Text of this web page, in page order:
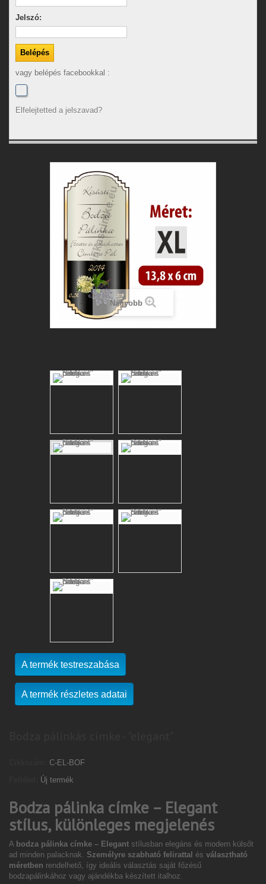
Jelszó:
vagy belépés facebookkal :
Elfelejtetted a jelszavad?
Nagyobb
A termék testreszabása
A termék részletes adatai
C-EL-BOF
Új termék
Bodza pálinka címke – Elegant
stílus, különleges megjelenés
A bodza pálinka címke – Elegant stílusban elegáns és modern külsőt
ad minden palacknak. Személyre szabható felirattal és választható
méretben rendelhető, így ideális választás saját főzésű
bodzapálinkához vagy ajándékba készített italhoz.